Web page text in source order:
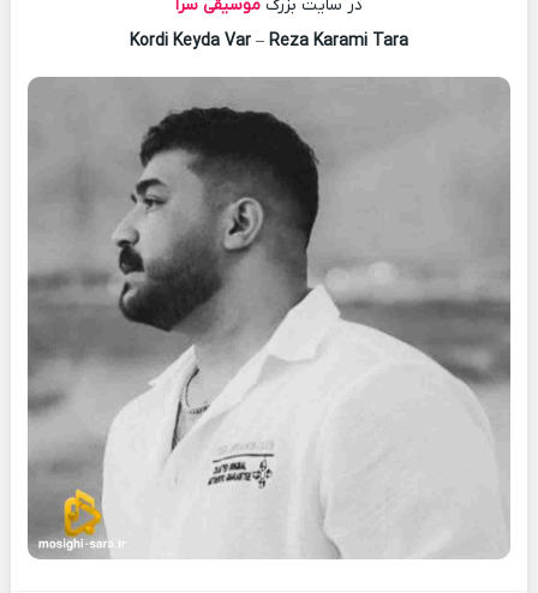
در سایت بزرگ موسیقی سرا
Kordi Keyda Var
– Reza Karami Tara